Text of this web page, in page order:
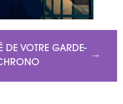
DE VOTRE GARDE-